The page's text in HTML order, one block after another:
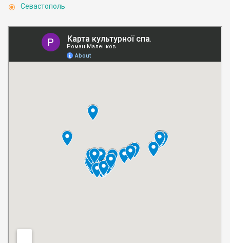
Севастополь